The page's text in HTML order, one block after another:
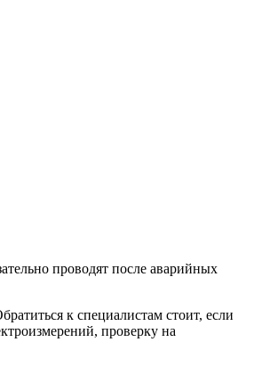
проводят после аварийных
к специалистам стоит, если
проверку на